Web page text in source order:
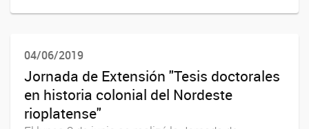
04/06/2019
Jornada de Extensión "Tesis doctorales
en historia colonial del Nordeste
rioplatense"